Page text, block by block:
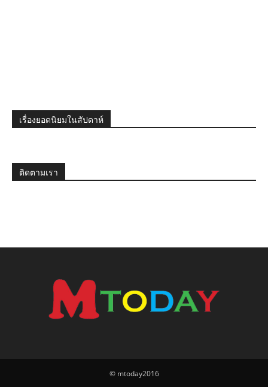
เรื่องยอดนิยมในสัปดาห์
ติดตามเรา
© mtoday2016